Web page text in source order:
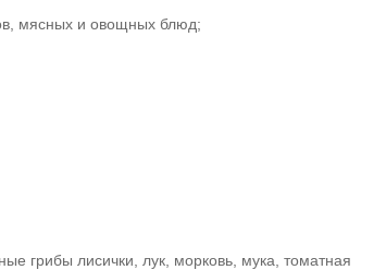
мясных и овощных блюд;
грибы лисички, лук, морковь, мука, томатная